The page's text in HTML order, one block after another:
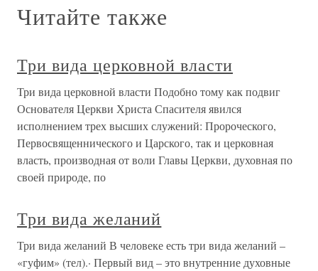
Читайте также
Три вида церковной власти
Три вида церковной власти Подобно тому как подвиг
Основателя Церкви Христа Спасителя явился
исполнением трех высших служений: Пророческого,
Первосвященнического и Царского, так и церковная
власть, производная от воли Главы Церкви, духовная по
своей природе, по
Три вида желаний
Три вида желаний В человеке есть три вида желаний –
«гуфим» (тел).· Первый вид – это внутренние духовные